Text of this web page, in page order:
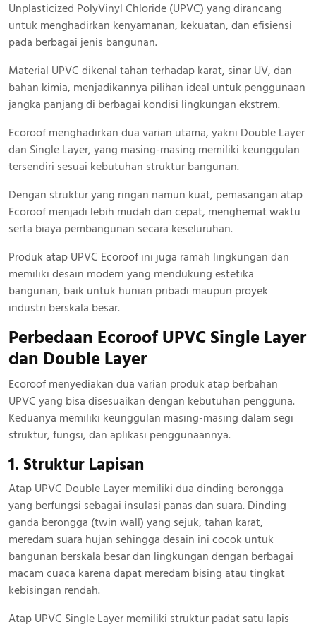
Unplasticized PolyVinyl Chloride (UPVC) yang dirancang
untuk menghadirkan kenyamanan, kekuatan, dan efisiensi
pada berbagai jenis bangunan.
Material UPVC dikenal tahan terhadap karat, sinar UV, dan
bahan kimia, menjadikannya pilihan ideal untuk penggunaan
jangka panjang di berbagai kondisi lingkungan ekstrem.
Ecoroof menghadirkan dua varian utama, yakni Double Layer
dan Single Layer, yang masing-masing memiliki keunggulan
tersendiri sesuai kebutuhan struktur bangunan.
Dengan struktur yang ringan namun kuat, pemasangan atap
Ecoroof menjadi lebih mudah dan cepat, menghemat waktu
serta biaya pembangunan secara keseluruhan.
Produk atap UPVC Ecoroof ini juga ramah lingkungan dan
memiliki desain modern yang mendukung estetika
bangunan, baik untuk hunian pribadi maupun proyek
industri berskala besar.
Perbedaan Ecoroof UPVC Single Layer
dan Double Layer
Ecoroof menyediakan dua varian produk atap berbahan
UPVC yang bisa disesuaikan dengan kebutuhan pengguna.
Keduanya memiliki keunggulan masing-masing dalam segi
struktur, fungsi, dan aplikasi penggunaannya.
1. Struktur Lapisan
Atap UPVC Double Layer memiliki dua dinding berongga
yang berfungsi sebagai insulasi panas dan suara. Dinding
ganda berongga (twin wall) yang sejuk, tahan karat,
meredam suara hujan sehingga desain ini cocok untuk
bangunan berskala besar dan lingkungan dengan berbagai
macam cuaca karena dapat meredam bising atau tingkat
kebisingan rendah.
Atap UPVC Single Layer memiliki struktur padat satu lapis